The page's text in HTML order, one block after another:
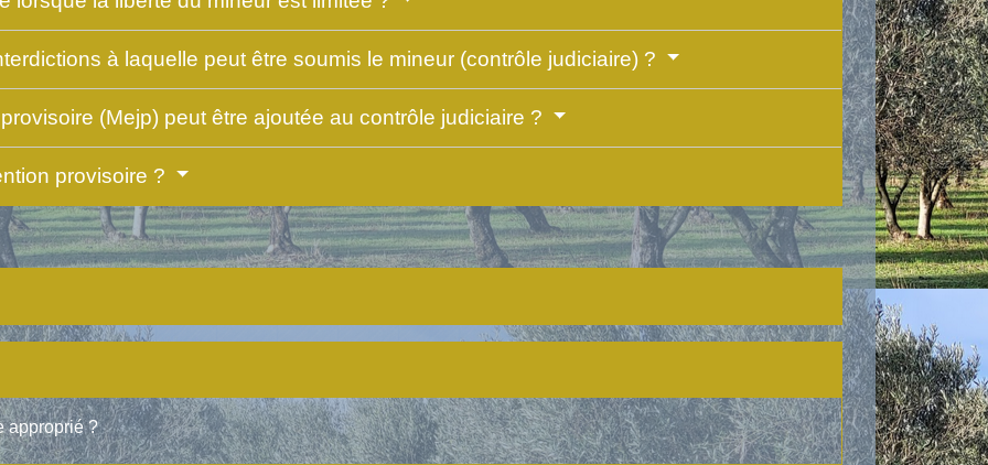
à laquelle peut être soumis le mineur (contrôle judiciaire) ?
(Mejp) peut être ajoutée au contrôle judiciaire ?
provisoire ?
approprié ?